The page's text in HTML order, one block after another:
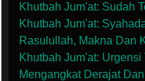
Khutbah Jum'at: Sudah
Khutbah Jum'at:
Rasulullah, Makna Dan
Khutbah Jum'at:
Mengangkat Derajat